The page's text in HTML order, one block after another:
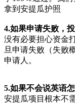
拿到安提瓜护照
4.如果申请失败，
没有必要担心资金
旦申请失败（失败
申请人。
5.如果不会说英语
安提瓜项目根本不